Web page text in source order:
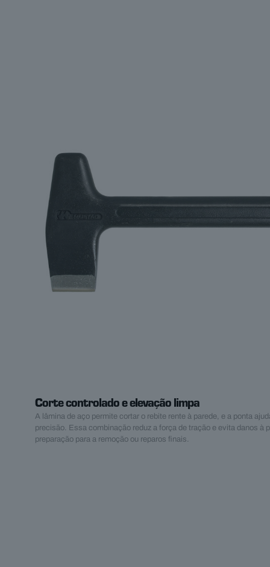
Corte controlado e elevação limpa
A lâmina de aço permite cortar o rebite rente à parede, e a ponta
precisão. Essa combinação reduz a força de tração e evita danos à
preparação para a remoção ou reparos finais.